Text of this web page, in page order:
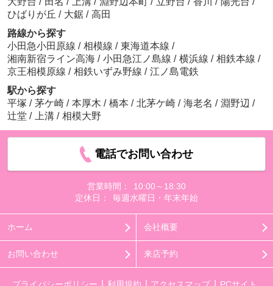
ひばりが丘 / 大鋸 / 高田
路線から探す
小田急小田原線 / 相模線 / 東海道本線 /
湘南新宿ライン高海 / 小田急江ノ島線 / 横浜線 / 相鉄本線 /
京王相模原線 / 相鉄いずみ野線 / 江ノ島電鉄
駅から探す
平塚 / 茅ケ崎 / 本厚木 / 橋本 / 北茅ケ崎 / 海老名 / 淵野辺 /
辻堂 / 上溝 / 相模大野
電話でお問い合わせ
営業時間：
10:00～18:30
定休日：
毎週水曜日・年末年始
ホーム 会社概要
お問い合わせ 来店予約